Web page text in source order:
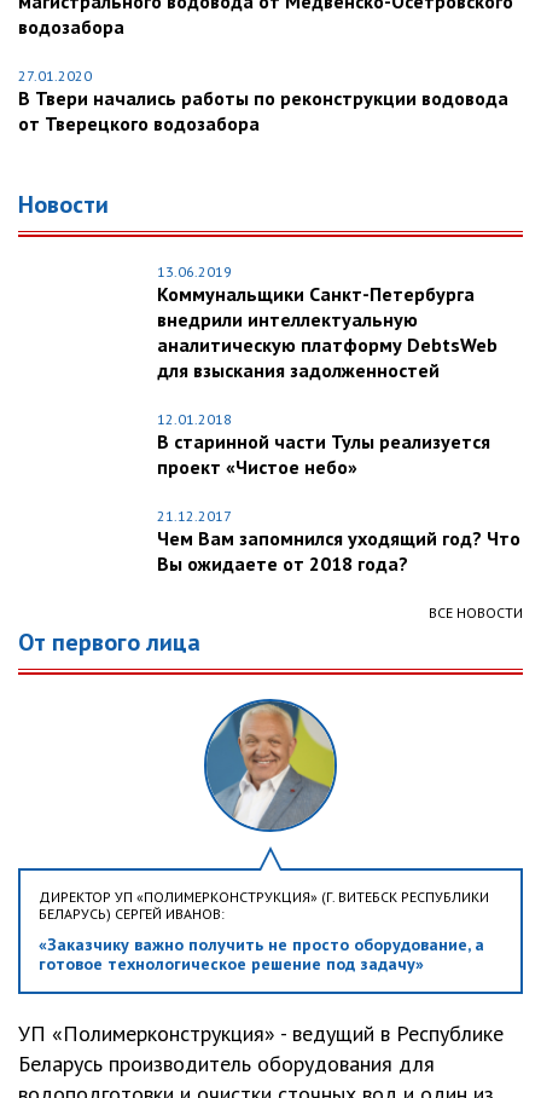
водозабора
27.01.2020
В Твери начались работы по реконструкции водовода
от Тверецкого водозабора
Новости
13.06.2019
Коммунальщики Санкт-Петербурга
внедрили интеллектуальную
аналитическую платформу DebtsWeb
для взыскания задолженностей
12.01.2018
В старинной части Тулы реализуется
проект «Чистое небо»
21.12.2017
Чем Вам запомнился уходящий год? Что
Вы ожидаете от 2018 года?
ВСЕ НОВОСТИ
От первого лица
ДИРЕКТОР УП «ПОЛИМЕРКОНСТРУКЦИЯ» (Г. ВИТЕБСК РЕСПУБЛИКИ
БЕЛАРУСЬ) СЕРГЕЙ ИВАНОВ:
«Заказчику важно получить не просто оборудование, а
готовое технологическое решение под задачу»
УП «Полимерконструкция» - ведущий в Республике
Беларусь производитель оборудования для